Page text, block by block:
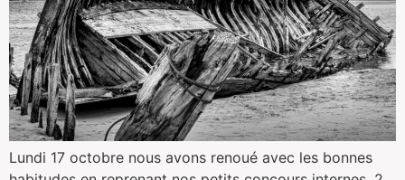
Lundi 17 octobre nous avons renoué avec les bonnes